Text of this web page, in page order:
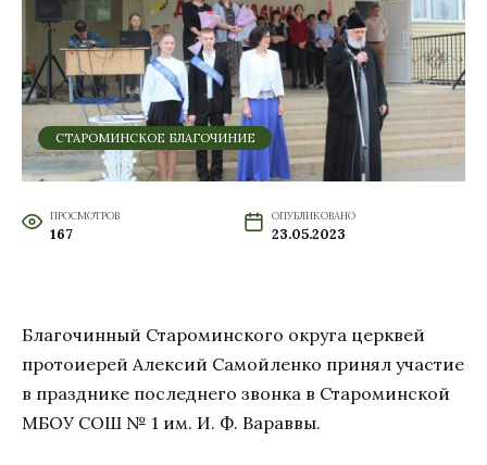
СТАРОМИНСКОЕ БЛАГОЧИНИЕ
ПРОСМОТРОВ
167
ОПУБЛИКОВАНО
23.05.2023
Благочинный Староминского округа церквей
протоиерей Алексий Самойленко принял участие
в празднике последнего звонка в Староминской
МБОУ СОШ № 1 им. И. Ф. Вараввы.